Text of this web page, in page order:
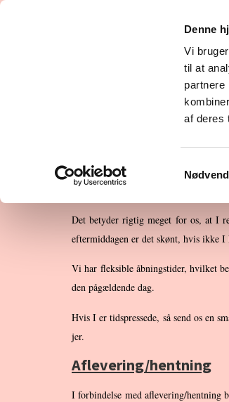
Denne
Vi
til at
partnere
af deres
Fællesskabet i Villa Evigglad
Mandag-torsdag 7.45-16.00 og
Det betyder rigtig meget for os, at I
eftermiddagen er det skønt, hvis ikke
Vi har fleksible åbningstider, hvilket
den pågældende dag.
Hvis I er tidspressede, så send os en
jer.
Aflevering/hentning
I forbindelse med aflevering/hentning